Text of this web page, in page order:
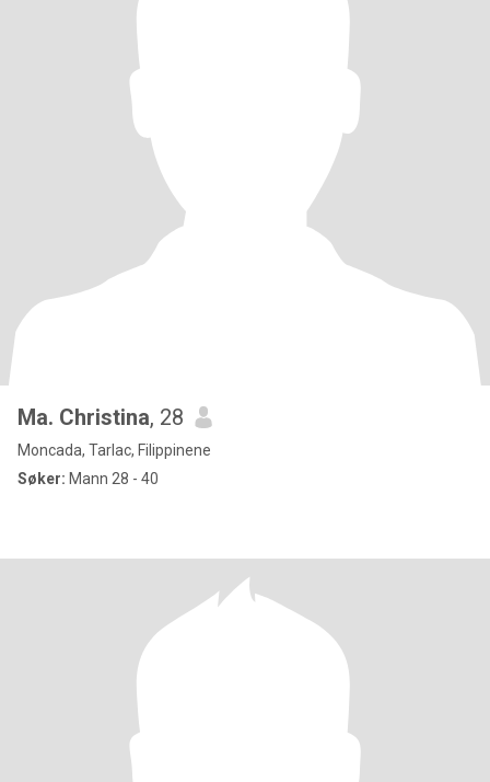
Ma. Christina, 28
Moncada, Tarlac, Filippinene
Søker: Mann 28 - 40